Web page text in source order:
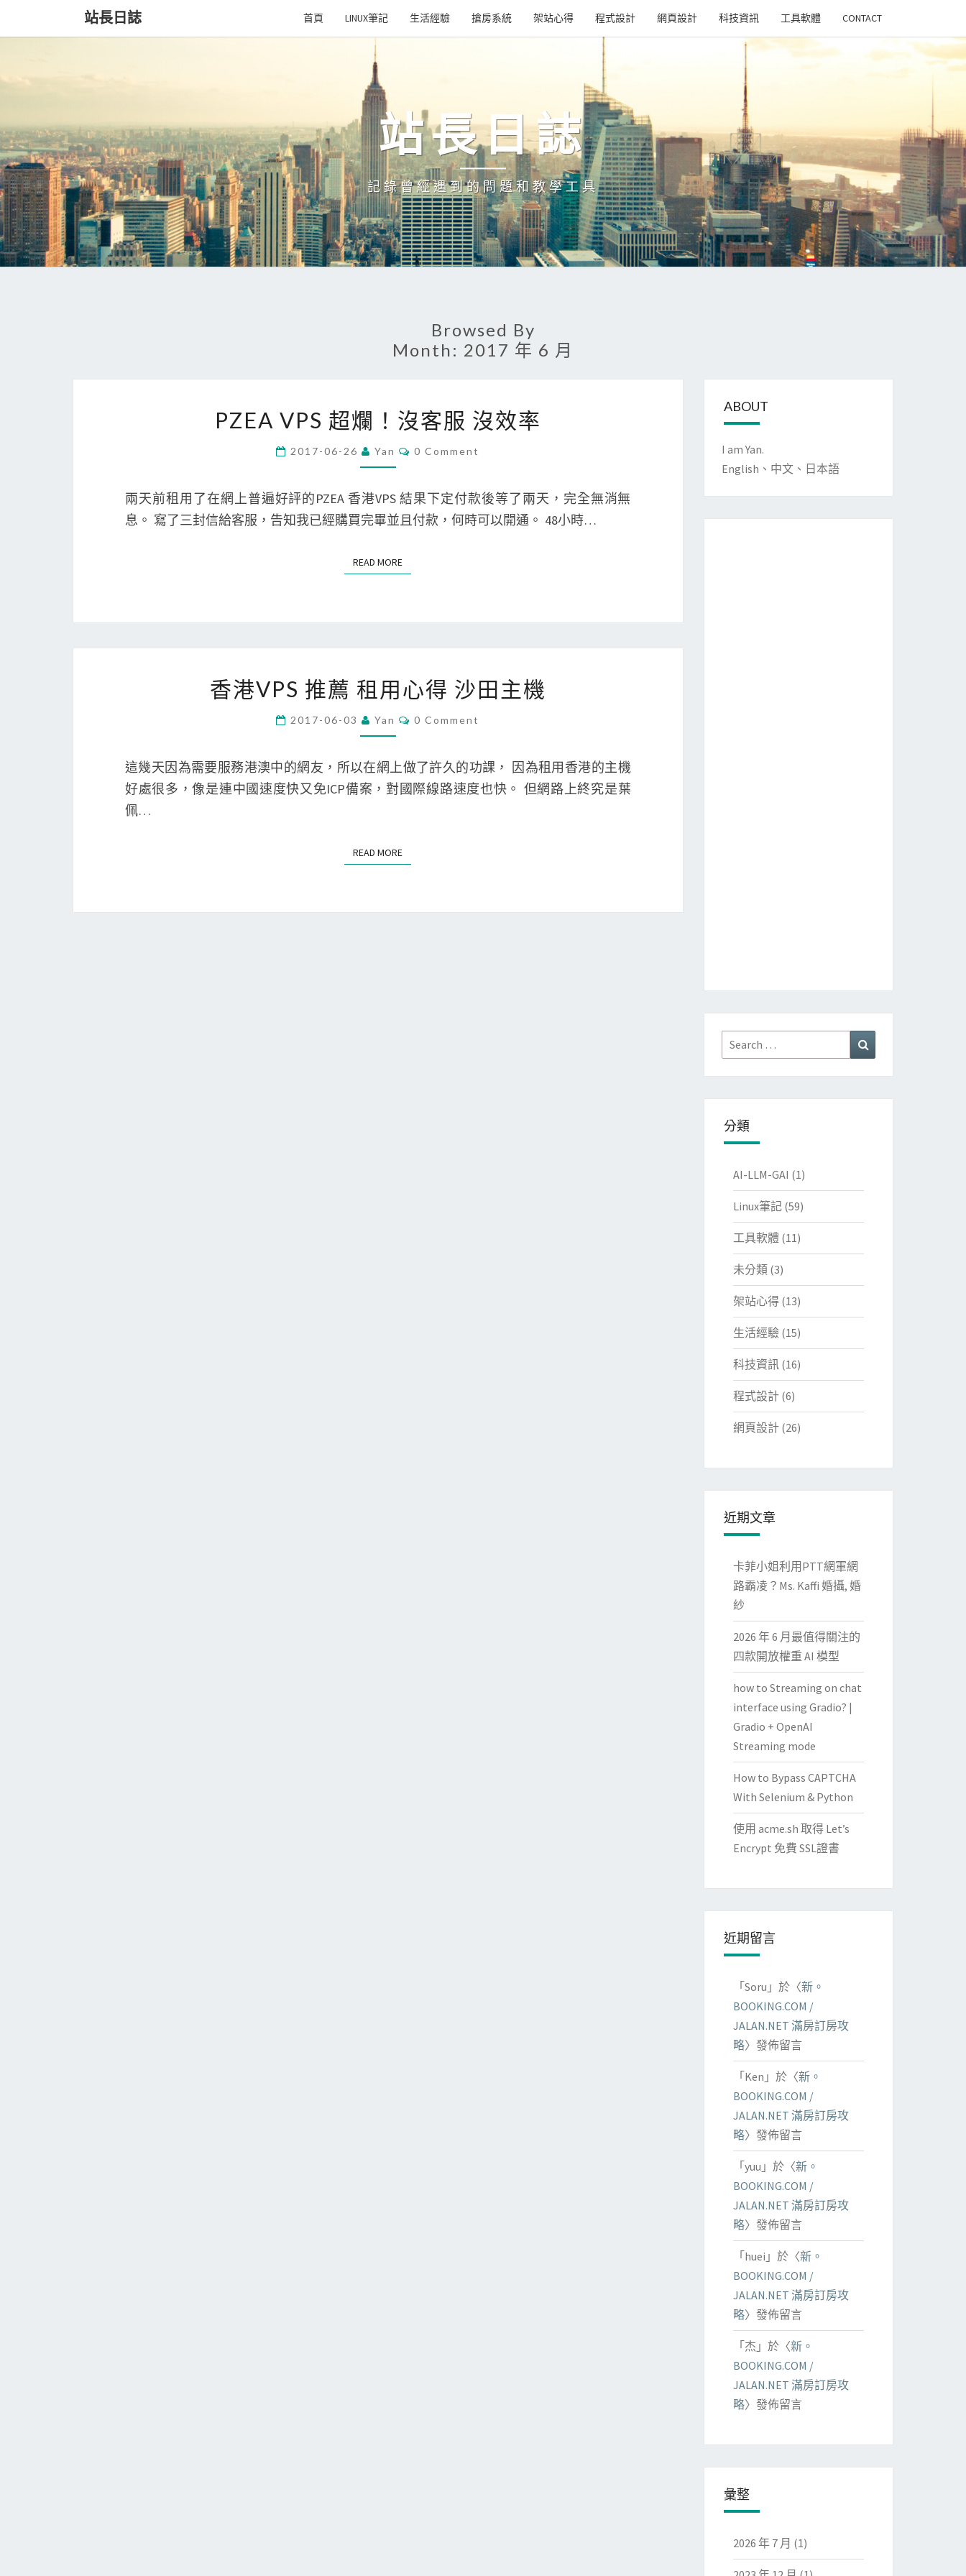
站長日誌 首頁 LINUX筆記 生活經驗 搶房系統 架站心得 程式設計 網頁設計 科技資訊 工具軟體 CONTACT
站長日誌
記錄曾經遇到的問題和教學工具
Browsed By
Month: 2017 年 6 月
VPS
超
爛！
客
服
效
PZEA VPS 超爛！沒客服 沒效率
2017-06-26 Yan Comments
0 Comment
兩天前租用了在網上普遍好評的PZEA 香港VPS 結果下定付款後等了兩天，完全無消無
息。 寫了三封信給客服，告知我已經購買完畢並且付款，何時可以開通。 48小時…
READ MOREREAD MORE
港
VPS
推
薦
租
用
沙
主
香港VPS 推薦 租用心得 沙田主機
2017-06-03 Yan Comments
0 Comment
這幾天因為需要服務港澳中的網友，所以在網上做了許久的功課， 因為租用香港的主機
好處很多，像是連中國速度快又免ICP備案，對國際線路速度也快。 但網路上終究是葉
佩…
READ MOREREAD MORE
ABOUT
I am Yan.
English、中文、日本語
Search
for:
分類
AI-LLM-GAI (1)
Linux筆記(59)
工具軟體 (11)
未分類(3)
架站心得(13)
生活經驗(15)
科技資訊(16)
程式設計(6)
網頁設計(26)
近期文章
卡菲小姐利用PTT網軍網
路霸凌？Ms. Kaffi 婚攝, 婚
紗
2026 年 6 月最值得關注的
四款開放權重 AI 模型
how to Streaming on chat
interface using Gradio? |
Gradio + OpenAI
Streaming mode
How to Bypass CAPTCHA
With Selenium & Python
使用 acme.sh 取得 Let’s
Encrypt 免費 SSL證書
近期留言
「 Soru 」於〈新。
BOOKING.COM /
JALAN.NET 滿房訂房攻
略〉發佈留言
「 Ken 」於〈新。
BOOKING.COM /
JALAN.NET 滿房訂房攻
略〉發佈留言
「 yuu 」於〈新。
BOOKING.COM /
JALAN.NET 滿房訂房攻
略〉發佈留言
「 huei 」於〈新。
BOOKING.COM /
JALAN.NET 滿房訂房攻
略〉發佈留言
「 杰 」於〈新。
BOOKING.COM /
JALAN.NET 滿房訂房攻
略〉發佈留言
彙整
2026 年 7 月 (1)